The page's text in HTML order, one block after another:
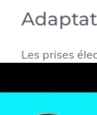
Les prises
permettra